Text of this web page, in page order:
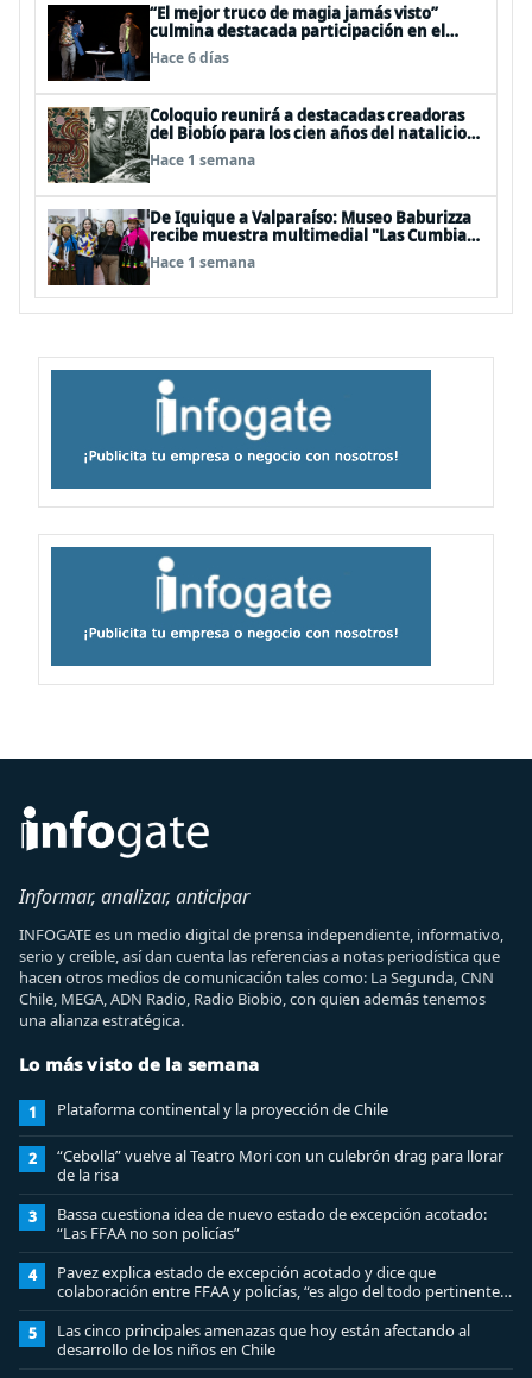
“El mejor truco de magia jamás visto”
culmina destacada participación en el
Festival Off Avignon 2026
Hace 6 días
Coloquio reunirá a destacadas creadoras
del Biobío para los cien años del natalicio
del artista textil y artesano tomecino
Héctor Herrera “El Pajarero”
Hace 1 semana
De Iquique a Valparaíso: Museo Baburizza
recibe muestra multimedial "Las Cumbias
que escuchamos allá arriba"
Hace 1 semana
Informar, analizar, anticipar
INFOGATE es un medio digital de prensa independiente, informativo,
serio y creíble, así dan cuenta las referencias a notas periodística que
hacen otros medios de comunicación tales como: La Segunda, CNN
Chile, MEGA, ADN Radio, Radio Biobio, con quien además tenemos
una alianza estratégica.
Lo más visto de la semana
1 Plataforma continental y la proyección de Chile
2
“Cebolla” vuelve al Teatro Mori con un culebrón drag para llorar
de la risa
3
Bassa cuestiona idea de nuevo estado de excepción acotado:
“Las FFAA no son policías”
4
Pavez explica estado de excepción acotado y dice que
colaboración entre FFAA y policías, “es algo del todo pertinente
analizar”
5
Las cinco principales amenazas que hoy están afectando al
desarrollo de los niños en Chile